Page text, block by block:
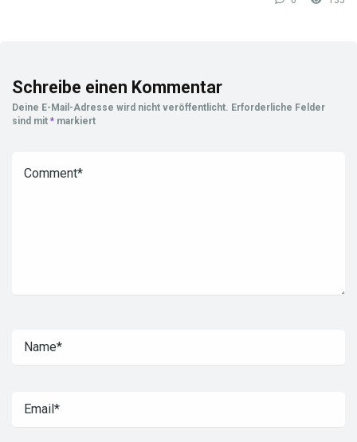
Schreibe einen Kommentar
Deine E-Mail-Adresse wird nicht veröffentlicht. Erforderliche Felder
sind mit * markiert